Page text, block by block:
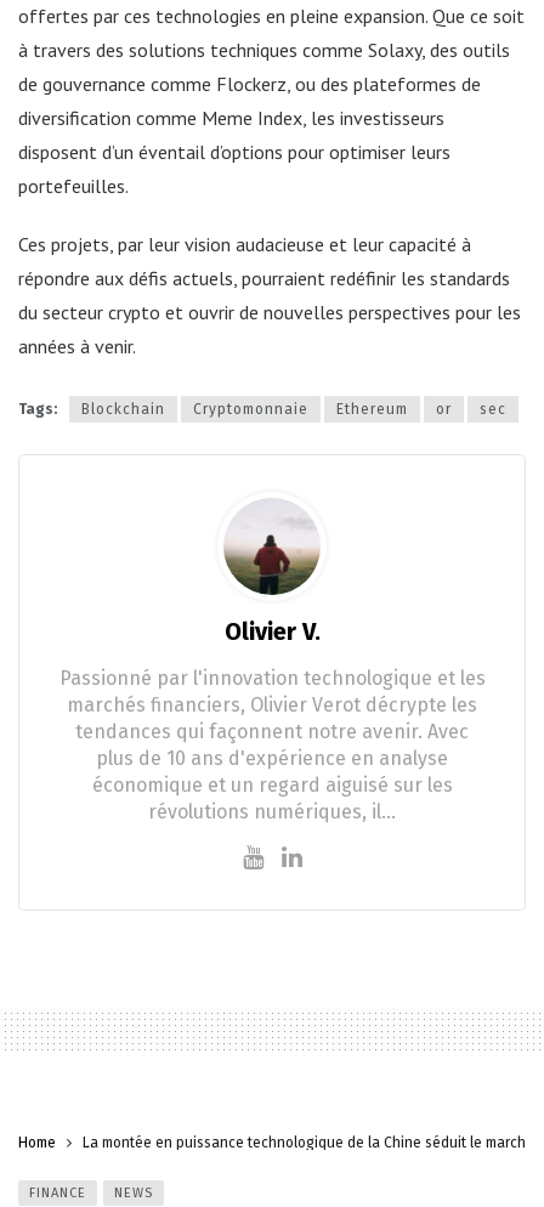
offertes par ces technologies en pleine expansion. Que ce soit
à travers des solutions techniques comme Solaxy, des outils
de gouvernance comme Flockerz, ou des plateformes de
diversification comme Meme Index, les investisseurs
disposent d’un éventail d’options pour optimiser leurs
portefeuilles.
Ces projets, par leur vision audacieuse et leur capacité à
répondre aux défis actuels, pourraient redéfinir les standards
du secteur crypto et ouvrir de nouvelles perspectives pour les
années à venir.
Tags: Blockchain Cryptomonnaie Ethereum or sec
Olivier V.
Passionné par l'innovation technologique et les
marchés financiers, Olivier Verot décrypte les
tendances qui façonnent notre avenir. Avec
plus de 10 ans d'expérience en analyse
économique et un regard aiguisé sur les
révolutions numériques, il…
Home La montée en puissance technologique de la Chine séduit le marché
FINANCE NEWS